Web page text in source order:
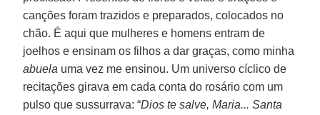
canções foram trazidos e preparados, colocados no
chão. É aqui que mulheres e homens entram de
joelhos e ensinam os filhos a dar graças, como minha
abuela uma vez me ensinou. Um universo cíclico de
recitações girava em cada conta do rosário com um
pulso que sussurrava: “Dios te salve, Maria... Santa